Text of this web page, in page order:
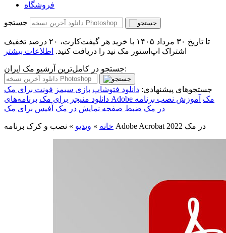
فروشگاه
جستجو
تا تاریخ ۳۰ مرداد ۱۴۰۵ با خرید هر گیفت‌کارت، ۲۰ درصد تخفیف
اشتراک اپ‌استور مک نید را دریافت کنید. اطلاعات بیشتر
جستجو در کامل‌ترین آرشیو مک ایران:
جستجوهای پیشنهادی: دانلود فتوشاپ بازی سیمز فونت برای مک
دانلود منیجر برای مک
برنامه‌های Adobe مک آموزش نصب برنامه
در مک ضبط صفحه نمایش در مک آفیس برای مک
خانه » ویدیو » نصب و کرک برنامه Adobe Acrobat 2022 در مک